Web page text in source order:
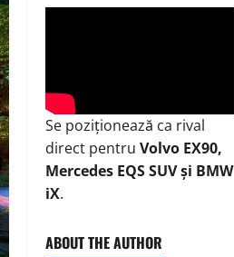
Se poziționează ca rival
direct pentru Volvo EX90,
Mercedes EQS SUV și BMW
iX.
ABOUT THE AUTHOR